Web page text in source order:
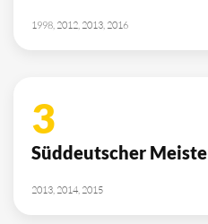
1998, 2012, 2013, 2016
3
Süddeutscher
2013, 2014, 2015